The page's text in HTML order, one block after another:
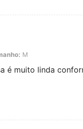
M M
é muito linda